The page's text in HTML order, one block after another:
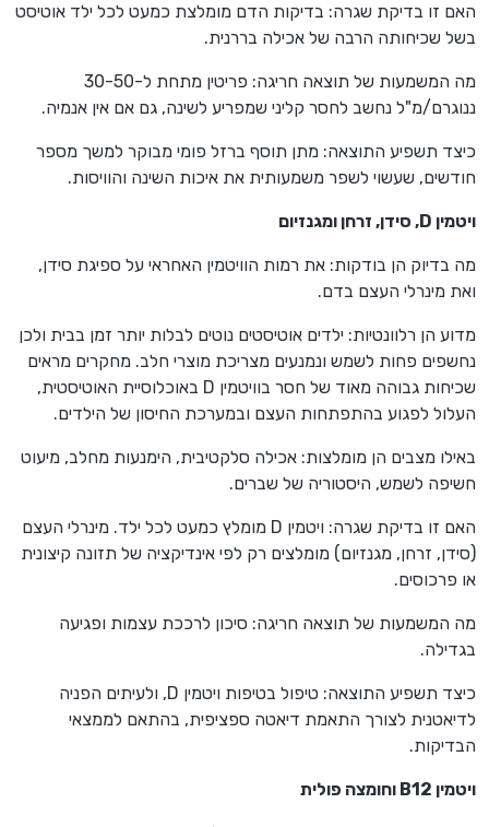
האם זו בדיקת שגרה: בדיקות הדם מומלצת כמעט לכל ילד אוטיסט
בשל שכיחותה הרבה של אכילה בררנית.
מה המשמעות של תוצאה חריגה: פריטין מתחת ל-30-50
ננוגרם/מ"ל נחשב לחסר קליני שמפריע לשינה, גם אם אין אנמיה.
כיצד תשפיע התוצאה: מתן תוסף ברזל פומי מבוקר למשך מספר
חודשים, שעשוי לשפר משמעותית את איכות השינה והוויסות.
ויטמין D, סידן, זרחן ומגנזיום
מה בדיוק הן בודקות: את רמות הוויטמין האחראי על ספיגת סידן,
ואת מינרלי העצם בדם.
מדוע הן רלוונטיות: ילדים אוטיסטים נוטים לבלות יותר זמן בבית ולכן
נחשפים פחות לשמש ונמנעים מצריכת מוצרי חלב. מחקרים מראים
שכיחות גבוהה מאוד של חסר בוויטמין D באוכלוסיית האוטיסטית,
העלול לפגוע בהתפתחות העצם ובמערכת החיסון של הילדים.
באילו מצבים הן מומלצות: אכילה סלקטיבית, הימנעות מחלב, מיעוט
חשיפה לשמש, היסטוריה של שברים.
האם זו בדיקת שגרה: ויטמין D מומלץ כמעט לכל ילד. מינרלי העצם
(סידן, זרחן, מגנזיום) מומלצים רק לפי אינדיקציה של תזונה קיצונית
או פרכוסים.
מה המשמעות של תוצאה חריגה: סיכון לרככת עצמות ופגיעה
בגדילה.
כיצד תשפיע התוצאה: טיפול בטיפות ויטמין D, ולעיתים הפניה
לדיאטנית לצורך התאמת דיאטה ספציפית, בהתאם לממצאי
הבדיקות.
ויטמין B12 וחומצה פולית